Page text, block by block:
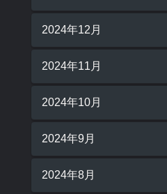
2024年12月
2024年11月
2024年10月
2024年9月
2024年8月